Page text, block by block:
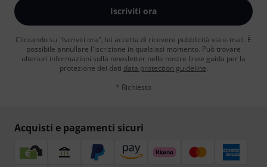
Iscriviti ora
Cliccando su "Iscriviti ora", lei accetta di ricevere pubblicità via e-mail. È
possibile annullare l'iscrizione in qualsiasi momento. Può trovare
ulteriori informazioni sulla newsletter nelle nostre linee guida per la
protezione dei dati data protection guideline.
* Richiesto
Acquisti e pagamenti sicuri